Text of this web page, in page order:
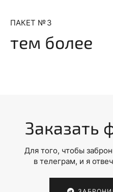
ПАКЕТ № 3
тем более
Заказать
Для того, чтобы
в телеграм, и я